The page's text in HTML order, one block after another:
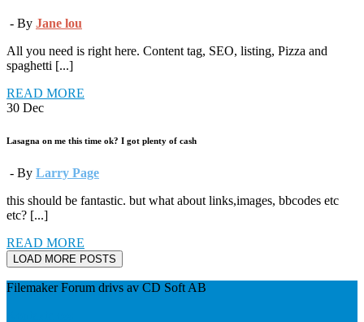
- By Jane lou
All you need is right here. Content tag, SEO, listing, Pizza and
spaghetti [...]
READ MORE
30 Dec
Lasagna on me this time ok? I got plenty of cash
- By Larry Page
this should be fantastic. but what about links,images, bbcodes etc
etc? [...]
READ MORE
LOAD MORE POSTS
Filemaker Forum drivs av CD Soft AB